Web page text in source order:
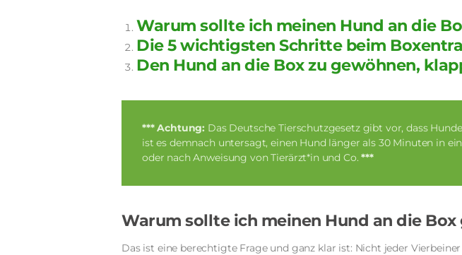
Warum sollte ich meinen Hund an die
Die 5 wichtigsten Schritte beim
Den Hund an die Box zu gewöhnen,
*** Achtung: Das Deutsche Tierschutzgesetz gibt vor, dass
ist es demnach untersagt, einen Hund länger als 30 Minuten in
oder nach Anweisung von Tierärzt*in und Co.***
Warum sollte ich meinen Hund an die Box
Das ist eine berechtigte Frage und ganz klar ist: Nicht jeder